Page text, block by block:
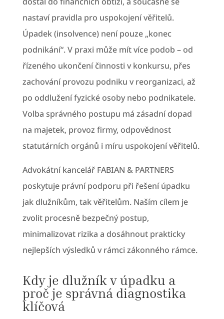
nastaví pravidla pro uspokojení věřitelů.
Úpadek (insolvence) není pouze „konec
podnikání“. V praxi může mít více podob – od
řízeného ukončení činnosti v konkursu, přes
zachování provozu podniku v reorganizaci, až
po oddlužení fyzické osoby nebo podnikatele.
Volba správného postupu má zásadní dopad
na majetek, provoz firmy, odpovědnost
statutárních orgánů i míru uspokojení věřitelů.
Advokátní kancelář FABIAN & PARTNERS
poskytuje právní podporu při řešení úpadku
jak dlužníkům, tak věřitelům. Naším cílem je
zvolit procesně bezpečný postup,
minimalizovat rizika a dosáhnout prakticky
nejlepších výsledků v rámci zákonného rámce.
Kdy je dlužník v úpadku a
proč je správná diagnostika
klíčová